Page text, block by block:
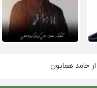
حامد همایون